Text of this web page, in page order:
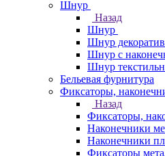
Шнур
Назад
Шнур
Шнур
Шнур с
Шнур
Бельевая фурнитура
Фиксаторы,
Назад
Фиксаторы,
Наконечники
Наконечники
Фиксаторы